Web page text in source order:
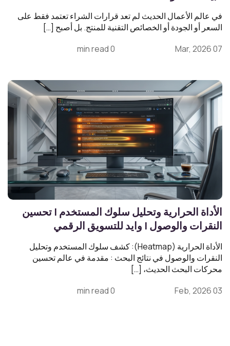
في عالم الأعمال الحديث لم تعد قرارات الشراء تعتمد فقط على
السعر أو الجودة أو الخصائص التقنية للمنتج. بل أصبح […]
07 Mar, 2026
0 min read
الأداة الحرارية وتحليل سلوك المستخدم | تحسين
النقرات والوصول | وايد للتسويق الرقمي
الأداة الحرارية (Heatmap): كشف سلوك المستخدم وتحليل
النقرات والوصول في نتائج البحث : مقدمة في عالم تحسين
محركات البحث الحديث، […]
03 Feb, 2026
0 min read